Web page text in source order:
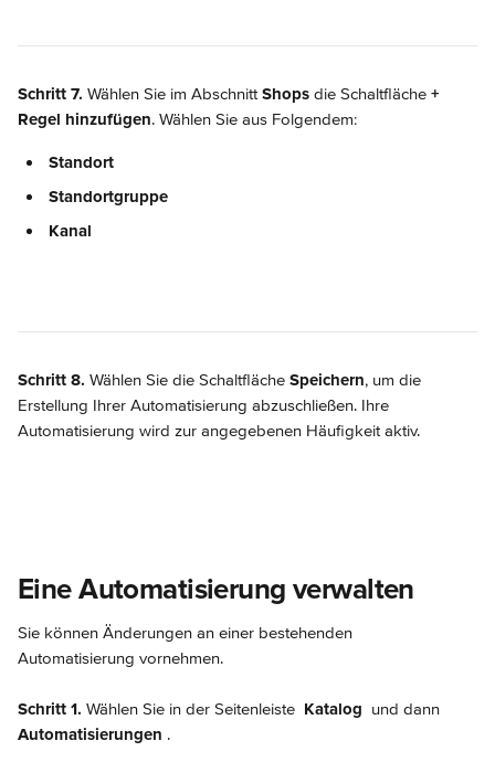
Schritt 7. Wählen Sie im Abschnitt Shops die Schaltfläche +
Regel hinzufügen. Wählen Sie aus Folgendem:
Standort
Standortgruppe
Kanal
Schritt 8. Wählen Sie die Schaltfläche Speichern, um die
Erstellung Ihrer Automatisierung abzuschließen. Ihre
Automatisierung wird zur angegebenen Häufigkeit aktiv.
Eine Automatisierung verwalten
Sie können Änderungen an einer bestehenden
Automatisierung vornehmen.
Schritt 1. Wählen Sie in der Seitenleiste Katalog und dann
Automatisierungen .